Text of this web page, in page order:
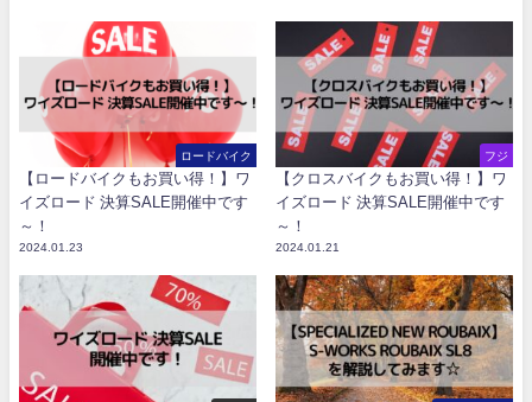
ロードバイク
【ロードバイクもお買い得！】ワ
イズロード 決算SALE開催中です
～！
2024.01.23
フジ
【クロスバイクもお買い得！】ワ
イズロード 決算SALE開催中です
～！
2024.01.21